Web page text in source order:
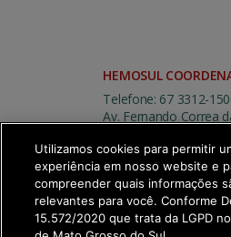
HEMOSUL
Telefone: 67 3312-
Av. Fernando Correa
Campo Grande | MS
CEP: 79004-310
Utilizamos cookies para permitir
experiência em nosso website e
compreender quais informações
relevantes para você. Conforme
15.572/2020 que trata da LGPD